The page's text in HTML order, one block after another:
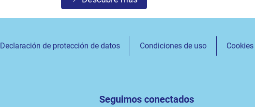
Declaración de protección de datos Condiciones de uso Cookies
Seguimos conectados